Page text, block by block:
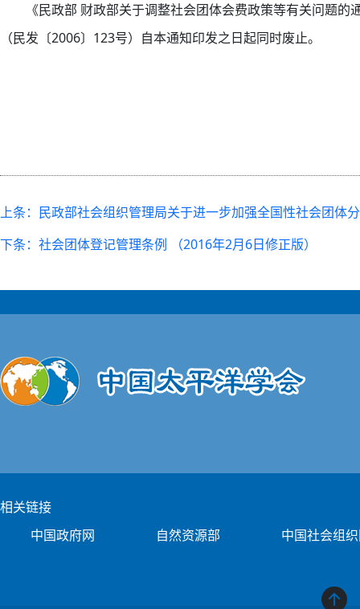
《民政部 财政部关于调整社会团体会费政策等有关问题
（民发〔2006〕123号）自本通知印发之日起同时废止。
上条：民政部社会组织管理局关于进一步加强全国性社会团体
下条：社会团体登记管理条例 （2016年2月6日修正版）
相关链接
中国政府网
自然资源部 中国社会组